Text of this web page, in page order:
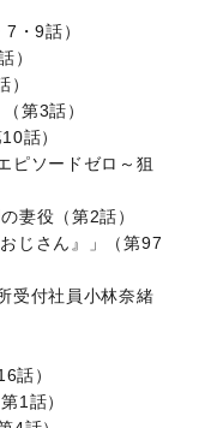
・9話）
）
第3話）
話）
ピソードゼロ～狙
妻役（第2話）
じさん』」（第97
受付社員小林奈緒
話）
1話）